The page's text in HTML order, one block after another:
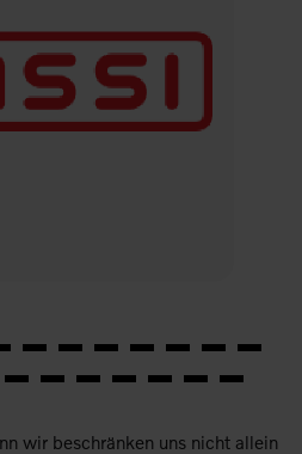
wir beschränken uns nicht allein